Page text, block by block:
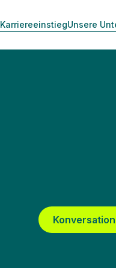
KarriereeinstiegUnsere